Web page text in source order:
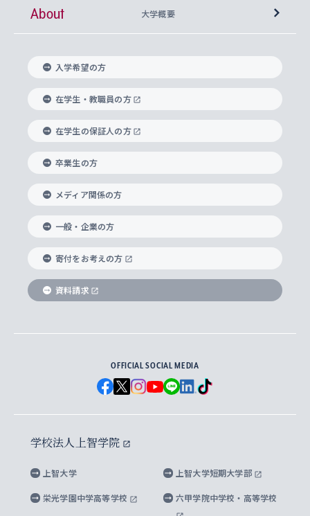
総合人間科学部
経済学部
外国語学部
総合グローバル学部
国際教養学部
理工学部
Futures） – 持続可能な未来を考える６学科連携
基盤教育センター
キリスト教人間学
身体知
思考と表現
データサイエンス
上智大学の語学教育
言語教育研究センター
上智大学のグローバル教育
グローバル教育センター
上智大学で学ぶ
海外で学ぶ
学びのサポート
大学院
神学研究科
実践宗教学研究科
総合人間科学研究科
経済学研究科
グローバル・スタディーズ研究科
助産学専攻科
生涯学習
中世思想研究所
国際言語情報研究所
グローバル・コンサーン研究所
比較文化研究所
ヨーロッパ研究所
アジア文化研究所
アメリカ・カナダ研究所
メディア・ジャーナリズム研究所
水稀少社会研究センター
先進機械・構造材料イノベーションセンター
産官学連携
知的財産
研究支援制度
重点領域研究・自由課題研究
研究活動に関する法令・研究費の使用について
課外活動
課外教育プログラム
ボランティア活動
グローバルな学びのコミュニティ
学生の相談窓口
心身の健康相談
ハラスメント防止の取り組み
障がいのある学生への支援
キャリア形成サポート
キャリア形成支援プログラム
就職（内定先）・進路統計
企業の採用ご担当者様へのご案内
住まいのサポート
上智大学で取得できる学位
入れの方針）
科目等履修生
研究生・外国人特別研究生・国費留学生
交換留学生(海外大学から上智大学で学ぶ)
ノンディグリー生
Sophia Short-term Program受講生
学費・奨学金
学部入学前に出願する奨学金
国による高等教育の修学支援新制度
大学院生対象の奨学金
海外留学する際の費用と奨学金
About 大学概要
理事長・学長メッセージ
学長・副学長紹介
上智大学の精神
上智大学の理念
上智大学の沿革
ソフィア・アーカイブズ
上智大学とカトリック
グローバルエンゲージメント
上智大学を訪れた世界の知性
国連Weeks・アフリカWeeks
ダイバーシティ＆サステナビリティへの取り組み
上智大学公式ソーシャルメディア
学校法人上智学院について
数字で見る上智大学
上智大学のネットワーク
父母・保証人とのネットワーク
学外とのネットワーク
上智大学の出版物
上智大学大学案内・大学院案内
英文広報誌 SOPHIA magazine
上智大学のビジュアル・アイデンティティ
上智大学ビジュアル・アイデンティティ
上智大学校歌 ・上智大学学生歌
上智大学への取材・キャンパスでの撮影について
上智大学の公開情報
上智大学の教育研究活動等の情報公表
キャンパス案内
入学希望の方
在学生・教職員の方
在学生の保証人の方
卒業生の方
メディア関係の方
一般・企業の方
寄付をお考えの方
資料請求
OFFICIAL SOCIAL MEDIA
学校法人上智学院
上智大学 上智大学短期大学部
栄光学園中学高等学校 六甲学院中学校・高等学校